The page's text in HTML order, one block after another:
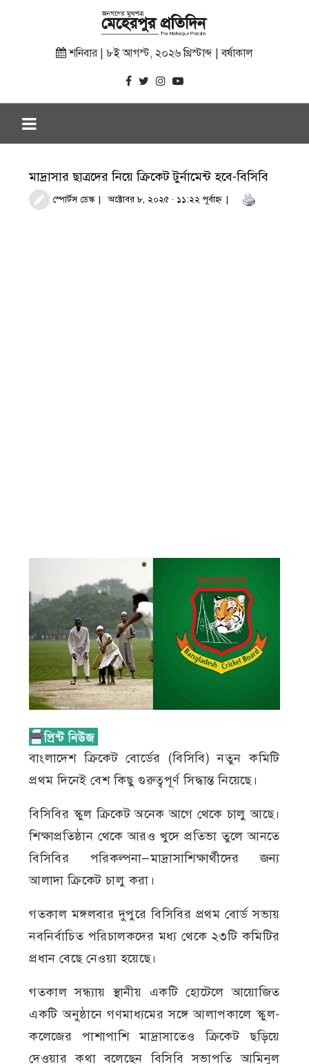
শনিবার | ৮ই আগস্ট, ২০২৬ খ্রিস্টাব্দ | বর্ষাকাল
মাদ্রাসার ছাত্রদের নিয়ে ক্রিকেট টুর্নামেন্ট হবে-বিসিবি
স্পোর্টস ডেস্ক অক্টোবর ৮, ২০২৫ · ১১:২২ পূর্বাহ্ণ
বাংলাদেশ ক্রিকেট বোর্ডের (বিসিবি) নতুন কমিটি
প্রথম দিনেই বেশ কিছু গুরুত্বপূর্ণ সিদ্ধান্ত নিয়েছে।
বিসিবির স্কুল ক্রিকেট অনেক আগে থেকে চালু আছে।
শিক্ষাপ্রতিষ্ঠান থেকে আরও খুদে প্রতিভা তুলে আনতে
বিসিবির পরিকল্পনা—মাদ্রাসাশিক্ষার্থীদের জন্য
আলাদা ক্রিকেট চালু করা।
গতকাল মঙ্গলবার দুপুরে বিসিবির প্রথম বোর্ড সভায়
নবনির্বাচিত পরিচালকদের মধ্য থেকে ২৩টি কমিটির
প্রধান বেছে নেওয়া হয়েছে।
গতকাল সন্ধ্যায় স্থানীয় একটি হোটেলে আয়োজিত
একটি অনুষ্ঠানে গণমাধ্যমের সঙ্গে আলাপকালে স্কুল-
কলেজের পাশাপাশি মাদ্রাসাতেও ক্রিকেট ছড়িয়ে
দেওয়ার কথা বলেছেন বিসিবি সভাপতি আমিনুল